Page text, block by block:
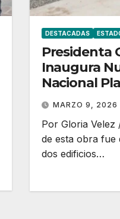
DESTACADAS
Presidenta
Inaugura
Nacional
Jalisco
MARZO 9, 2026
Por Gloria
de esta obra fue
dos edificios…